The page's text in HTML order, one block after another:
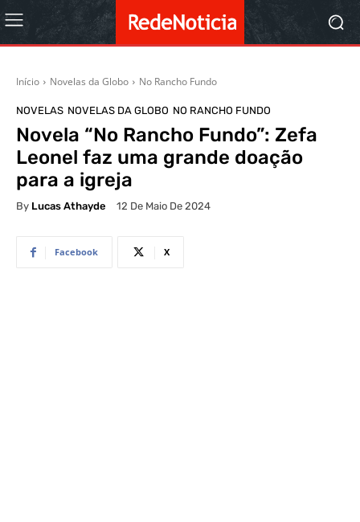
Início Novelas da Globo No Rancho Fundo
NOVELAS NOVELAS DA GLOBO NO RANCHO FUNDO
Novela “No Rancho Fundo”: Zefa
Leonel faz uma grande doação
para a igreja
By Lucas Athayde 12 De Maio De 2024
Facebook X